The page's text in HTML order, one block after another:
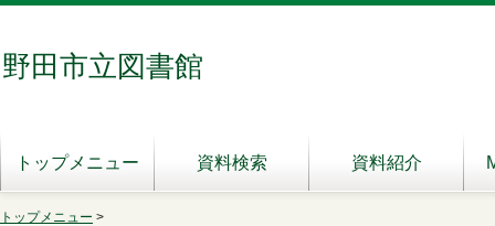
野田市立図書館
トップメニュー 資料検索 資料紹介
トップメニュー >